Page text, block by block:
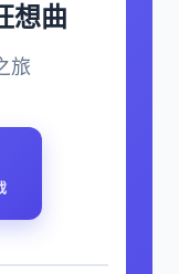
想曲
旅